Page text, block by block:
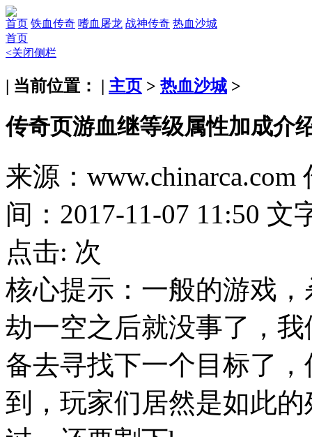
首页 铁血传奇 嗜血屠龙 战神传奇 热血沙城
首页
<关闭侧栏
| 当前位置： | 主页 > 热血沙城 >
传奇页游血继等级属性加成介
来源：www.chinarca.com
间：2017-11-07 11:50 文
点击: 次
核心提示： 一般的游戏，
劫一空之后就没事了，
备去寻找下一个目标了
到，玩家们居然是如此